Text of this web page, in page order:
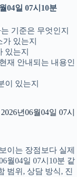
04일 07시10분
기준은 무엇인지
있는지
있는지
재 안내되는 내용인
이 있는지
년06월04일 07시
이는 장점보다 실제
월04일 07시10분 같
범위, 상담 방식, 진